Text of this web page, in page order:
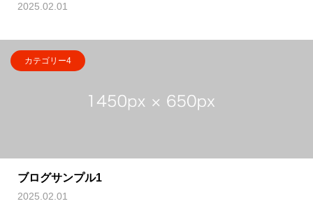
2025.02.01
カテゴリー4
ブログサンプル1
2025.02.01